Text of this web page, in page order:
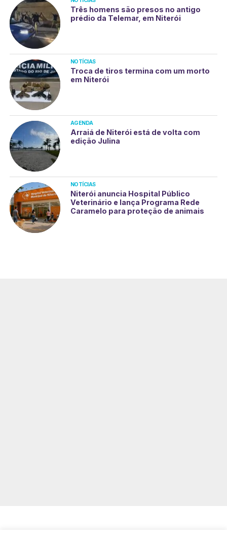
Três homens são presos no antigo
prédio da Telemar, em Niterói
NOTÍCIAS
Troca de tiros termina com um morto
em Niterói
AGENDA
Arraiá de Niterói está de volta com
edição Julina
NOTÍCIAS
Niterói anuncia Hospital Público
Veterinário e lança Programa Rede
Caramelo para proteção de animais